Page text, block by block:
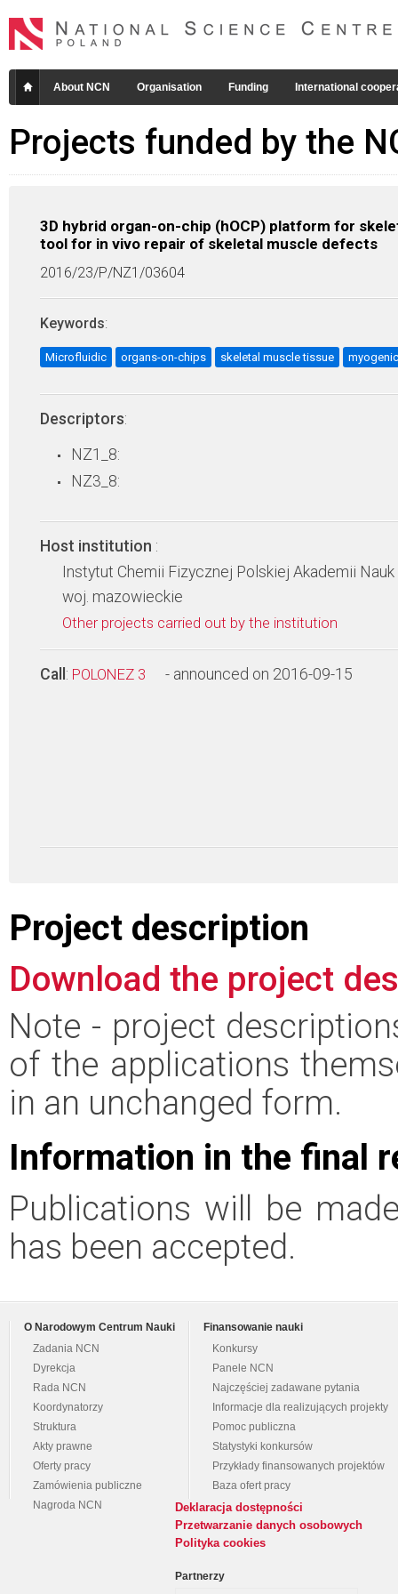
About NCN Organisation Funding International
Projects funded by the
3D hybrid organ-on-chip (hOCP) platform for
tool for in vivo repair of skeletal muscle defects
2016/23/P/NZ1/03604
Keywords:
Microfluidic organs-on-chips skeletal muscle tissue
Descriptors:
NZ1_8:
NZ3_8:
Host institution :
Instytut Chemii Fizycznej Polskiej Akademii Nauk
woj. mazowieckie
Other projects carried out by the institution
Call : POLONEZ 3 - announced on 2016-09-15
Project description
Download the project
Note - project
of the applications
in an unchanged form.
Information in the final
Publications will be
has been accepted.
O Narodowym Centrum Nauki
Zadania NCN
Dyrekcja
Rada NCN
Koordynatorzy
Struktura
Akty prawne
Oferty pracy
Zamówienia publiczne
Nagroda NCN
Finansowanie nauki
Konkursy
Panele NCN
Najczęściej zadawane pytania
Informacje dla realizujących projekty
Pomoc publiczna
Statystyki konkursów
Przykłady finansowanych projektów
Baza ofert pracy
Deklaracja dostępności
Przetwarzanie danych osobowych
Polityka cookies
Partnerzy